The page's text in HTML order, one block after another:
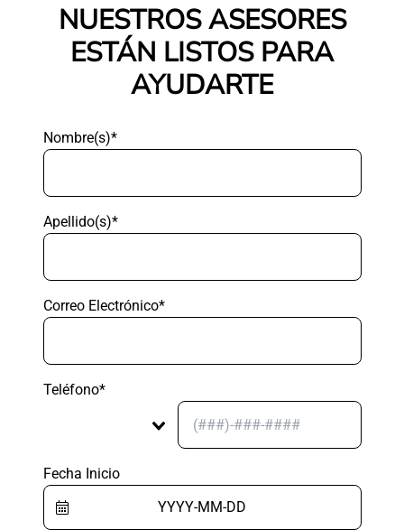
NUESTROS ASESORES
ESTÁN LISTOS PARA
AYUDARTE
Nombre(s)*
Apellido(s)*
Correo Electrónico*
Teléfono*
Fecha Inicio